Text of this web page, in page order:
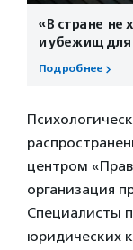
«В стране не
и убежищ
Подробнее
центром
организация
Специалисты
юридических